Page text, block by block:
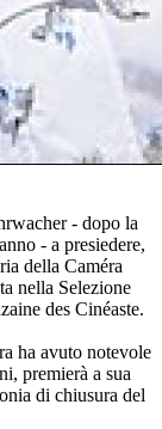
- dopo la
- a presiedere,
della Caméra
nella Selezione
des Cinéaste.
ha avuto notevole
premierà a sua
di chiusura del